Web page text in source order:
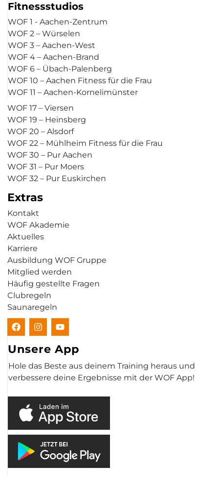
Fitnessstudios
WOF 1 - Aachen-Zentrum
WOF 2 – Würselen
WOF 3 – Aachen-West
WOF 4 – Aachen-Brand
WOF 6 – Übach-Palenberg
WOF 10 – Aachen Fitness für die Frau
WOF 11 – Aachen-Kornelimünster
WOF 17 – Viersen
WOF 19 – Heinsberg
WOF 20 – Alsdorf
WOF 22 – Mühlheim Fitness für die Frau
WOF 30 – Pur Aachen
WOF 31 – Pur Moers
WOF 32 – Pur Euskirchen
Extras
Kontakt
WOF Akademie
Aktuelles
Karriere
Ausbildung WOF Gruppe
Mitglied werden
Häufig gestellte Fragen
Clubregeln
Saunaregeln
Unsere App
Hole das Beste aus deinem Training heraus und
verbessere deine Ergebnisse mit der WOF App!